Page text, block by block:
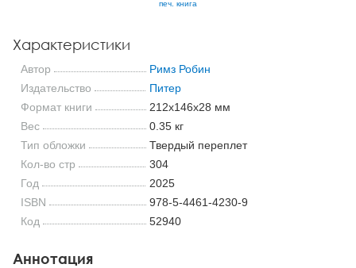
печ. книга
Характеристики
Автор
Римз Робин
Издательство
Питер
Формат книги
212x146x28 мм
Вес
0.35 кг
Тип обложки
Твердый переплет
Кол-во стр
304
Год
2025
ISBN
978-5-4461-4230-9
Код
52940
Аннотация